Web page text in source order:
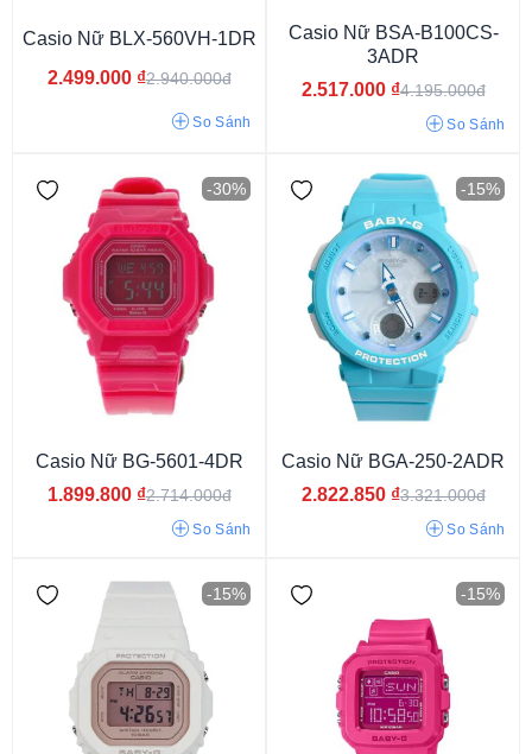
Vỏ màu xanh Vỏ màu hồng
Vỏ màu tím
Vỏ màu ghi
Vỏ màu cam
Vỏ màu nâu
Vỏ màu xám
Vỏ màu vàng
Vỏ vàng hồng
Vỏ màu bạc Vỏ màu trắng
Casio Nữ BLX-560VH-1DR
2.499.000 ₫2.940.000đ
So Sánh
Casio Nữ BSA-B100CS-
3ADR
2.517.000 ₫4.195.000đ
So Sánh
-30%
Casio Nữ BG-5601-4DR
1.899.800 ₫2.714.000đ
So Sánh
-15%
Casio Nữ BGA-250-2ADR
2.822.850 ₫3.321.000đ
So Sánh
-15% -15%